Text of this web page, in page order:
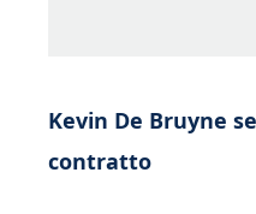
Kevin De Bruyne
contratto